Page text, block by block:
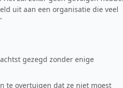
uit aan een organisatie die veel
gezegd zonder enige
te overtuigen dat ze niet moest